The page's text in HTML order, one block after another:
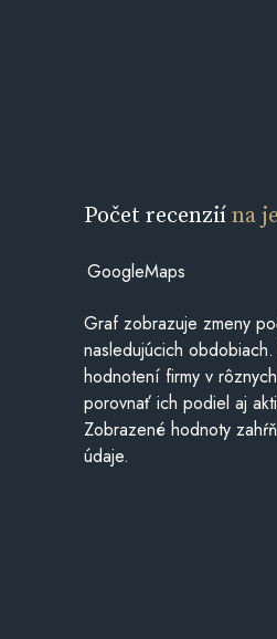
Počet recenziína
GoogleMaps
Graf zobrazuje zmeny
nasledujúcich
hodnotení firmy v
porovnať ich podiel aj
Zobrazené hodnoty
údaje.